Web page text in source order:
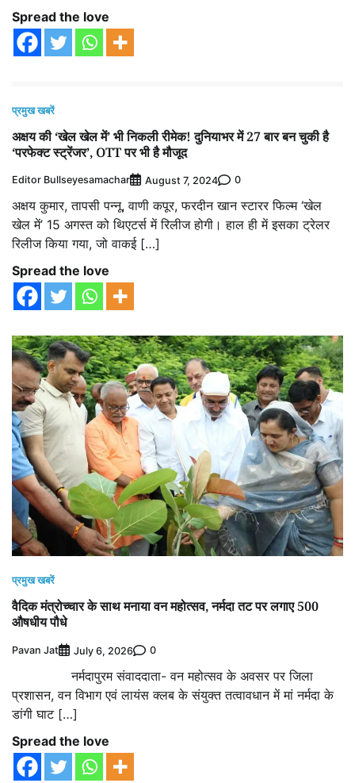
Spread the love
प्रमुख खबरें
अक्षय की ‘खेल खेल में’ भी निकली रीमेक! दुनियाभर में 27 बार बन चुकी है
‘परफेक्‍ट स्‍ट्रेंजर’, OTT पर भी है मौजूद
Editor Bullseyesamachar August 7, 2024 0
अक्षय कुमार, तापसी पन्नू, वाणी कपूर, फरदीन खान स्टारर फिल्म ‘खेल
खेल में’ 15 अगस्त को थिएटर्स में रिलीज होगी। हाल ही में इसका ट्रेलर
रिलीज किया गया, जो वाकई […]
Spread the love
प्रमुख खबरें
वैदिक मंत्रोच्चार के साथ मनाया वन महोत्सव, नर्मदा तट पर लगाए 500
औषधीय पौधे
Pavan Jat July 6, 2026 0
नर्मदापुरम संवाददाता- वन महोत्सव के अवसर पर जिला
प्रशासन, वन विभाग एवं लायंस क्लब के संयुक्त तत्वावधान में मां नर्मदा के
डांगी घाट […]
Spread the love